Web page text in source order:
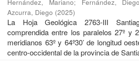
Hernández, Mariano; Fernández, Diego
Azcurra, Diego (2025)
La Hoja Geológica 2763-III
comprendida entre los paralelos 27º y
meridianos 63º y 64º30’ de longitud
centro-occidental de la provincia de